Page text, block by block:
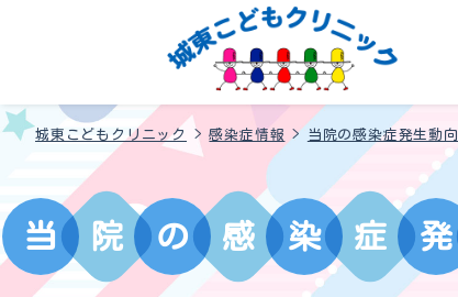
城東こどもクリニック >感染症情報 > 当院の感染症発生動向
当 院 の 感 染 症 発